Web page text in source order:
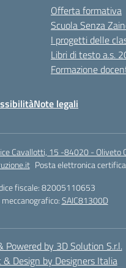
Offerta formativa
Scuola Senza
I progetti delle
Libri di testo a.s.
Formazione
Note legali
Cavallotti, 15 -84020 - Oliveto
Posta elettronica
fiscale: 82005110653
meccanografico:SAIC81300D
Powered by 3D Solution S.r.l.
& Design by Designers Italia